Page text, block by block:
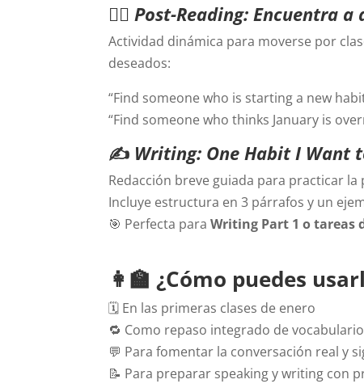
🧍‍♀️Post-Reading: Encuentra
Actividad dinámica para moverse por
deseados:
“Find someone who is starting a new
“Find someone who thinks January is
✍️ Writing: One Habit I Want
Redacción breve guiada para practicar
Incluye estructura en 3 párrafos y un
🎯 Perfecta paraWriting Part 1 o tareas
👩‍🏫 ¿Cómo puedes
🗓 En las primeras clases de enero
🔁 Como repaso integrado de
💬 Para fomentar la conversación real y
📝 Para preparar speaking y writing con